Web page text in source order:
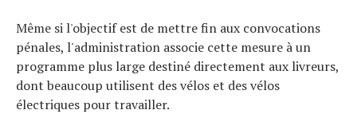
Même si l'objectif est de mettre fin aux convocations
pénales, l'administration associe cette mesure à un
programme plus large destiné directement aux livreurs,
dont beaucoup utilisent des vélos et des vélos
électriques pour travailler.